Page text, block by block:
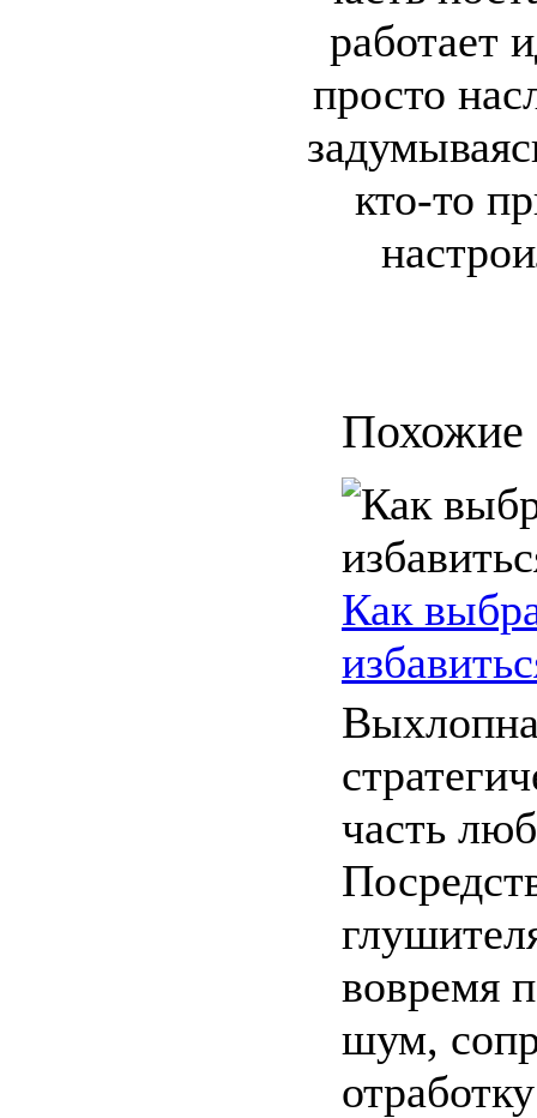
работает
просто
кто-то
Похожие
Как
часть
вовремя
шум,